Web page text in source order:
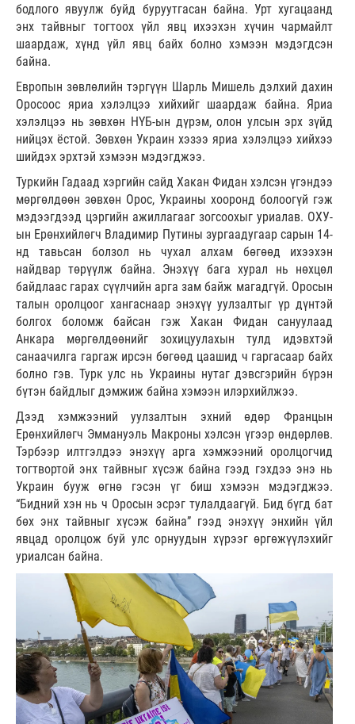
бодлого явуулж буйд буруутгасан байна. Урт хугацаанд
энх тайвныг тогтоох үйл явц ихээхэн хүчин чармайлт
шаардаж, хүнд үйл явц байх болно хэмээн мэдэгдсэн
байна.
Европын зөвлөлийн тэргүүн Шарль Мишель дэлхий дахин
Оросоос яриа хэлэлцээ хийхийг шаардаж байна. Яриа
хэлэлцээ нь зөвхөн НҮБ-ын дүрэм, олон улсын эрх зүйд
нийцэх ёстой. Зөвхөн Украин хэзээ яриа хэлэлцээ хийхээ
шийдэх эрхтэй хэмээн мэдэгджээ.
Туркийн Гадаад хэргийн сайд Хакан Фидан хэлсэн үгэндээ
мөргөлдөөн зөвхөн Орос, Украины хооронд болоогүй гэж
мэдээгдээд цэргийн ажиллагааг зогсоохыг уриалав. ОХУ-
ын Ерөнхийлөгч Владимир Путины зургаадугаар сарын 14-
нд тавьсан болзол нь чухал алхам бөгөөд ихээхэн
найдвар төрүүлж байна. Энэхүү бага хурал нь нөхцөл
байдлаас гарах сүүлчийн арга зам байж магадгүй. Оросын
талын оролцоог хангаснаар энэхүү уулзалтыг үр дүнтэй
болгох боломж байсан гэж Хакан Фидан сануулаад
Анкара мөргөлдөөнийг зохицуулахын тулд идэвхтэй
санаачилга гаргаж ирсэн бөгөөд цаашид ч гаргасаар байх
болно гэв. Турк улс нь Украины нутаг дэвсгэрийн бүрэн
бүтэн байдлыг дэмжиж байна хэмээн илэрхийлжээ.
Дээд хэмжээний уулзалтын эхний өдөр Францын
Ерөнхийлөгч Эммануэль Макроны хэлсэн үгээр өндөрлөв.
Тэрбээр илтгэлдээ энэхүү арга хэмжээний оролцогчид
тогтвортой энх тайвныг хүсэж байна гээд гэхдээ энэ нь
Украин бууж өгнө гэсэн үг биш хэмээн мэдэгджээ.
“Бидний хэн нь ч Оросын эсрэг тулалдаагүй. Бид бүгд бат
бөх энх тайвныг хүсэж байна” гээд энэхүү энхийн үйл
явцад оролцож буй улс орнуудын хүрээг өргөжүүлэхийг
уриалсан байна.